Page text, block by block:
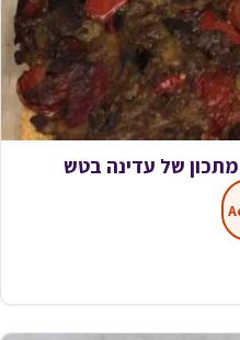
_מתכון של עדינה בטש